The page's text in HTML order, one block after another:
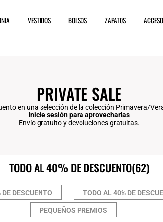
VESTIDOS BOLSOS ZAPATOS
PRIVATE SALE
en una selección de la colección Primavera/
Inicie sesión para aprovecharlas
Envío gratuito y devoluciones gratuitas.
TODO AL 40% DE DESCUENTO(62)
DESCUENTO TODO AL 40% DE
PEQUEÑOS PREMIOS